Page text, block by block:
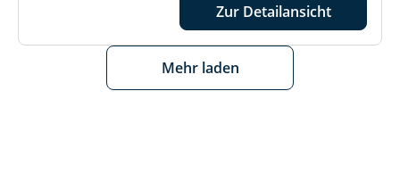
Zur Detailansicht
Mehr laden